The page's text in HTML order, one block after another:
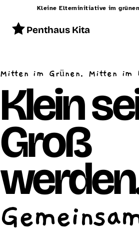
Kleine Elterninitiative im
Penthaus Kita
Konzept
Betreuung
Alltag
Räumlichkeiten
Essen
Kontakt
Mitten im Grünen. Mitten im
Klein
Groß